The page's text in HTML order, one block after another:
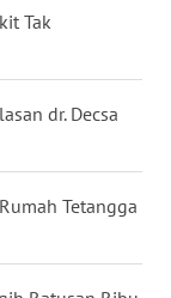
Tak
dr. Decsa
Tetangga